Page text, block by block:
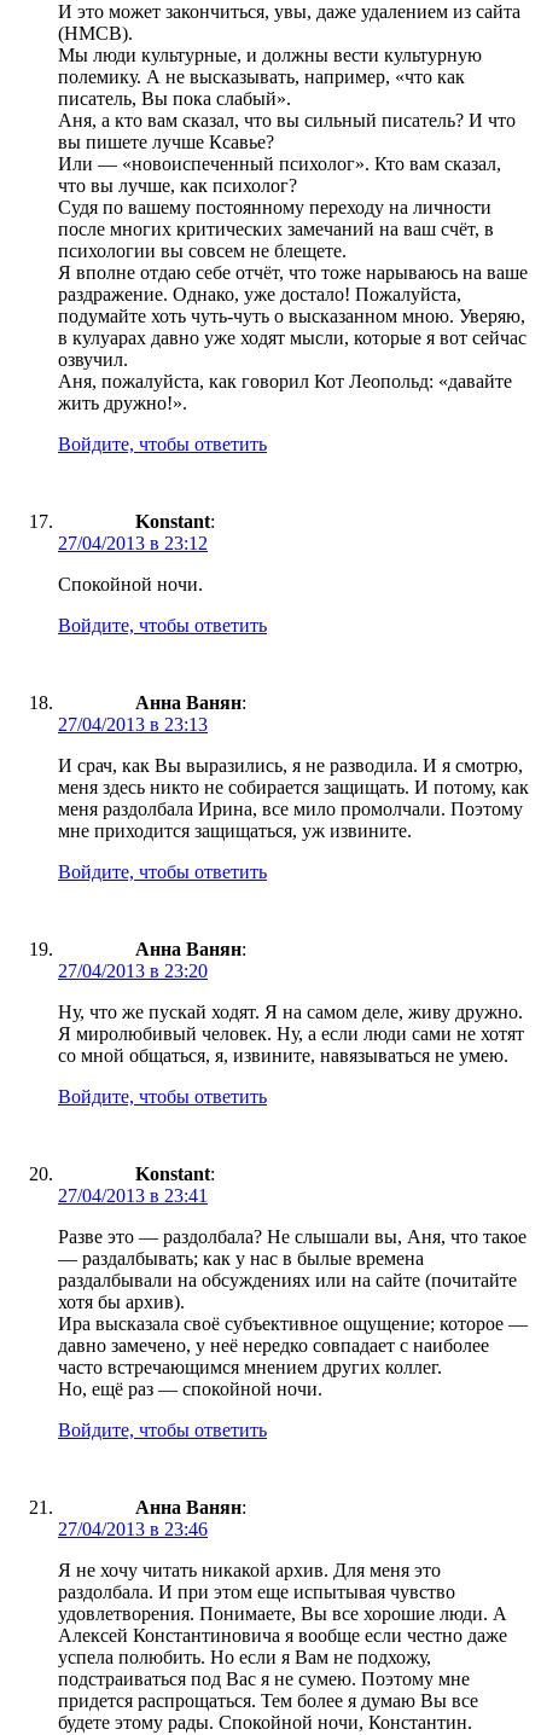
И это может закончиться, увы, даже удалением из сайта
(НМСВ).
Мы люди культурные, и должны вести культурную
полемику. А не высказывать, например, «что как
писатель, Вы пока слабый».
Аня, а кто вам сказал, что вы сильный писатель? И что
вы пишете лучше Ксавье?
Или — «новоиспеченный психолог». Кто вам сказал,
что вы лучше, как психолог?
Судя по вашему постоянному переходу на личности
после многих критических замечаний на ваш счёт, в
психологии вы совсем не блещете.
Я вполне отдаю себе отчёт, что тоже нарываюсь на ваше
раздражение. Однако, уже достало! Пожалуйста,
подумайте хоть чуть-чуть о высказанном мною. Уверяю,
в кулуарах давно уже ходят мысли, которые я вот сейчас
озвучил.
Аня, пожалуйста, как говорил Кот Леопольд: «давайте
жить дружно!».
Войдите, чтобы ответить
Konstant:
27/04/2013 в 23:12
Спокойной ночи.
Войдите, чтобы ответить
Анна Ванян:
27/04/2013 в 23:13
И срач, как Вы выразились, я не разводила. И я смотрю,
меня здесь никто не собирается защищать. И потому, как
меня раздолбала Ирина, все мило промолчали. Поэтому
мне приходится защищаться, уж извините.
Войдите, чтобы ответить
Анна Ванян:
27/04/2013 в 23:20
Ну, что же пускай ходят. Я на самом деле, живу дружно.
Я миролюбивый человек. Ну, а если люди сами не хотят
со мной общаться, я, извините, навязываться не умею.
Войдите, чтобы ответить
Konstant:
27/04/2013 в 23:41
Разве это — раздолбала? Не слышали вы, Аня, что такое
— раздалбывать; как у нас в былые времена
раздалбывали на обсуждениях или на сайте (почитайте
хотя бы архив).
Ира высказала своё субъективное ощущение; которое —
давно замечено, у неё нередко совпадает с наиболее
часто встречающимся мнением других коллег.
Но, ещё раз — спокойной ночи.
Войдите, чтобы ответить
Анна Ванян:
27/04/2013 в 23:46
Я не хочу читать никакой архив. Для меня это
раздолбала. И при этом еще испытывая чувство
удовлетворения. Понимаете, Вы все хорошие люди. А
Алексей Константиновича я вообще если честно даже
успела полюбить. Но если я Вам не подхожу,
подстраиваться под Вас я не сумею. Поэтому мне
придется распрощаться. Тем более я думаю Вы все
будете этому рады. Спокойной ночи, Константин.